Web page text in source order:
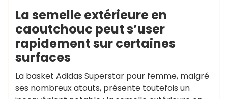
La semelle extérieure en
caoutchouc peut s’user
rapidement sur certaines
surfaces
La basket Adidas Superstar pour femme, malgré
ses nombreux atouts, présente toutefois un